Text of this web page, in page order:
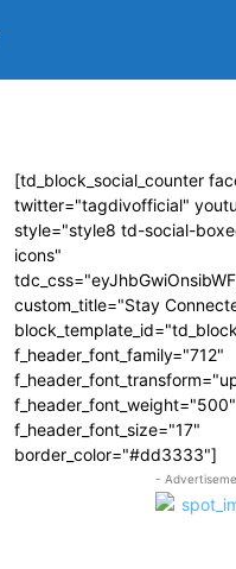
[td_block_social_counter
twitter="tagdivofficial"
style="style8 td-social-
icons"
custom_title="Stay
f_header_font_family="712"
f_header_font_weight="500"
f_header_font_size="17"
border_color="#dd3333"]
-